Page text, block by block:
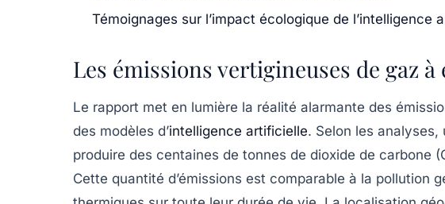
Témoignages sur l’impact écologique de l’intelligence
Les émissions vertigineuses de gaz à
Le rapport met en lumière la réalité alarmante des
des modèles d’intelligence artificielle. Selon les analyses,
produire des centaines de tonnes de dioxide de carbone
Cette quantité d’émissions est comparable à la pollution